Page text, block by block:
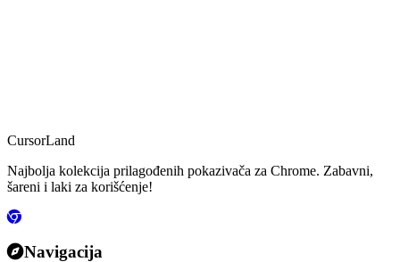
CursorLand
Najbolja kolekcija prilagođenih pokazivača za Chrome. Zabavni,
šareni i laki za korišćenje!
Navigacija